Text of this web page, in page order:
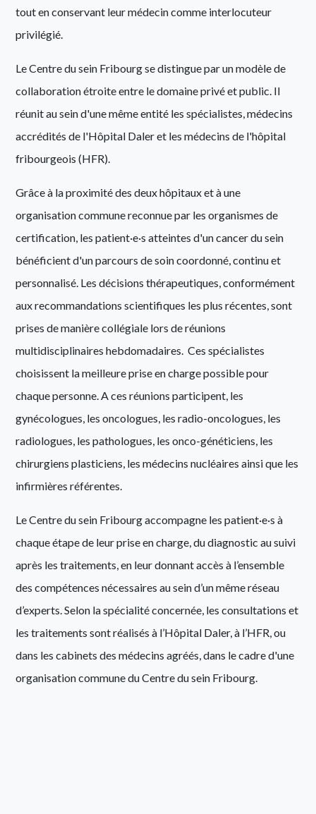
tout en conservant leur médecin comme interlocuteur
privilégié.
Le Centre du sein Fribourg se distingue par un modèle de
collaboration étroite entre le domaine privé et public. Il
réunit au sein d'une même entité les spécialistes, médecins
accrédités de l'Hôpital Daler et les médecins de l'hôpital
fribourgeois (HFR).
Grâce à la proximité des deux hôpitaux et à une
organisation commune reconnue par les organismes de
certification, les patient·e·s atteintes d'un cancer du sein
bénéficient d'un parcours de soin coordonné, continu et
personnalisé. Les décisions thérapeutiques, conformément
aux recommandations scientifiques les plus récentes, sont
prises de manière collégiale lors de réunions
multidisciplinaires hebdomadaires. Ces spécialistes
choisissent la meilleure prise en charge possible pour
chaque personne. A ces réunions participent, les
gynécologues, les oncologues, les radio-oncologues, les
radiologues, les pathologues, les onco-généticiens, les
chirurgiens plasticiens, les médecins nucléaires ainsi que les
infirmières référentes.
Le Centre du sein Fribourg accompagne les patient·e·s à
chaque étape de leur prise en charge, du diagnostic au suivi
après les traitements, en leur donnant accès à l’ensemble
des compétences nécessaires au sein d’un même réseau
d’experts. Selon la spécialité concernée, les consultations et
les traitements sont réalisés à l’Hôpital Daler, à l’HFR, ou
dans les cabinets des médecins agréés, dans le cadre d'une
organisation commune du Centre du sein Fribourg.